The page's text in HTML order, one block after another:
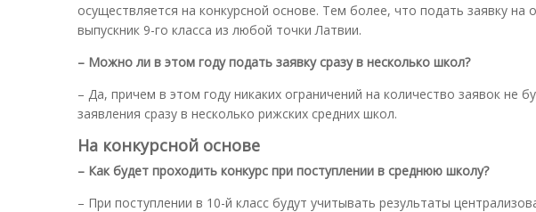
осуществляется на конкурсной основе. Тем более, что подать заявку
выпускник 9-го класса из любой точки Латвии.
– Можно ли в этом году подать заявку сразу в несколько школ?
– Да, причем в этом году никаких ограничений на количество заявок не
заявления сразу в несколько рижских средних школ.
На конкурсной основе
– Как будет проходить конкурс при поступлении в среднюю школу?
– При поступлении в 10-й класс будут учитывать результаты